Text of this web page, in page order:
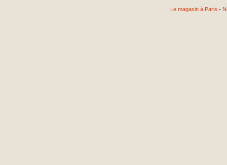
Le magasin à Paris -